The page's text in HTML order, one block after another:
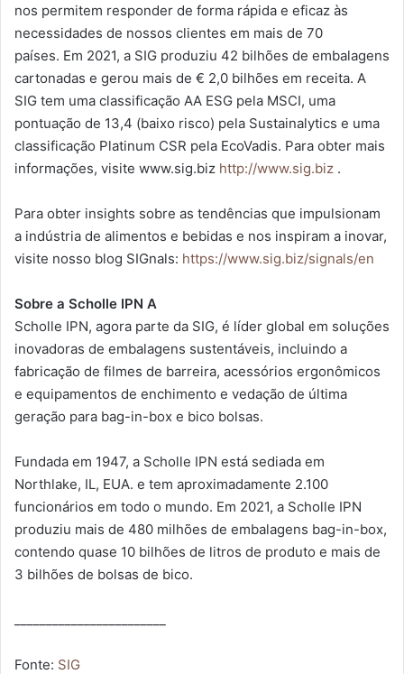
nos permitem responder de forma rápida e eficaz às
necessidades de nossos clientes em mais de 70
países. Em 2021, a SIG produziu 42 bilhões de embalagens
cartonadas e gerou mais de € 2,0 bilhões em receita. A
SIG tem uma classificação AA ESG pela MSCI, uma
pontuação de 13,4 (baixo risco) pela Sustainalytics e uma
classificação Platinum CSR pela EcoVadis. Para obter mais
informações, visite www.sig.biz http://www.sig.biz .
Para obter insights sobre as tendências que impulsionam
a indústria de alimentos e bebidas e nos inspiram a inovar,
visite nosso blog SIGnals: https://www.sig.biz/signals/en
Sobre a Scholle IPN A
Scholle IPN, agora parte da SIG, é líder global em soluções
inovadoras de embalagens sustentáveis, incluindo a
fabricação de filmes de barreira, acessórios ergonômicos
e equipamentos de enchimento e vedação de última
geração para bag-in-box e bico bolsas.
Fundada em 1947, a Scholle IPN está sediada em
Northlake, IL, EUA. e tem aproximadamente 2.100
funcionários em todo o mundo. Em 2021, a Scholle IPN
produziu mais de 480 milhões de embalagens bag-in-box,
contendo quase 10 bilhões de litros de produto e mais de
3 bilhões de bolsas de bico.
Fonte: SIG